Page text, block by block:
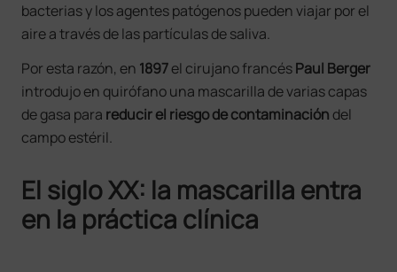
bacterias y los agentes patógenos pueden viajar por el
aire a través de las partículas de saliva.
Por esta razón, en 1897el cirujano francésPaul Berger
introdujo en quirófano una mascarilla de varias capas
de gasa para reducir el riesgo de contaminación del
campo estéril.
El siglo XX: la mascarilla entra
en la práctica clínica